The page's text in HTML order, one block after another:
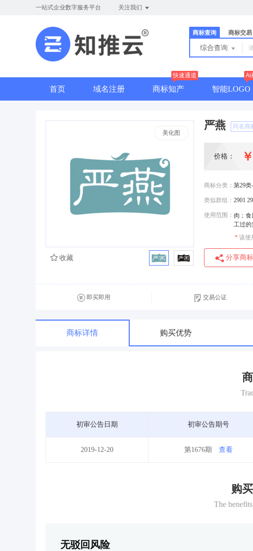
一站式企业数字服务平台 关注我们
商标查询 商标交易
综合查询
首页 域名注册 商标知产
快速通道
智能LOGO
Ai
美化图
严燕 同名商
价格：
商标分类： 第29类
类似群组： 2901
使用范围： 肉；
工过的
* 该使
分享商标
收藏
即买即用 交易公证
商标详情 购买优势
初审公告日期 初审公告期号
2019-12-20 第1676期 查看
购
The
无驳回风险